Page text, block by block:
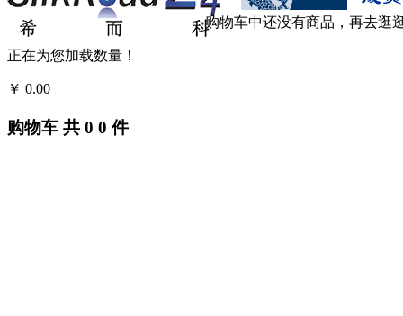
购物车中还没有商品，再去逛
正在为您加载数量！
￥ 0.00
购物车 共 0 0 件